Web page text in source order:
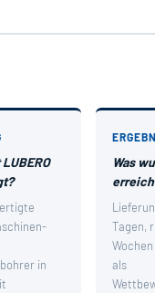
in
Was
Tagen,
als